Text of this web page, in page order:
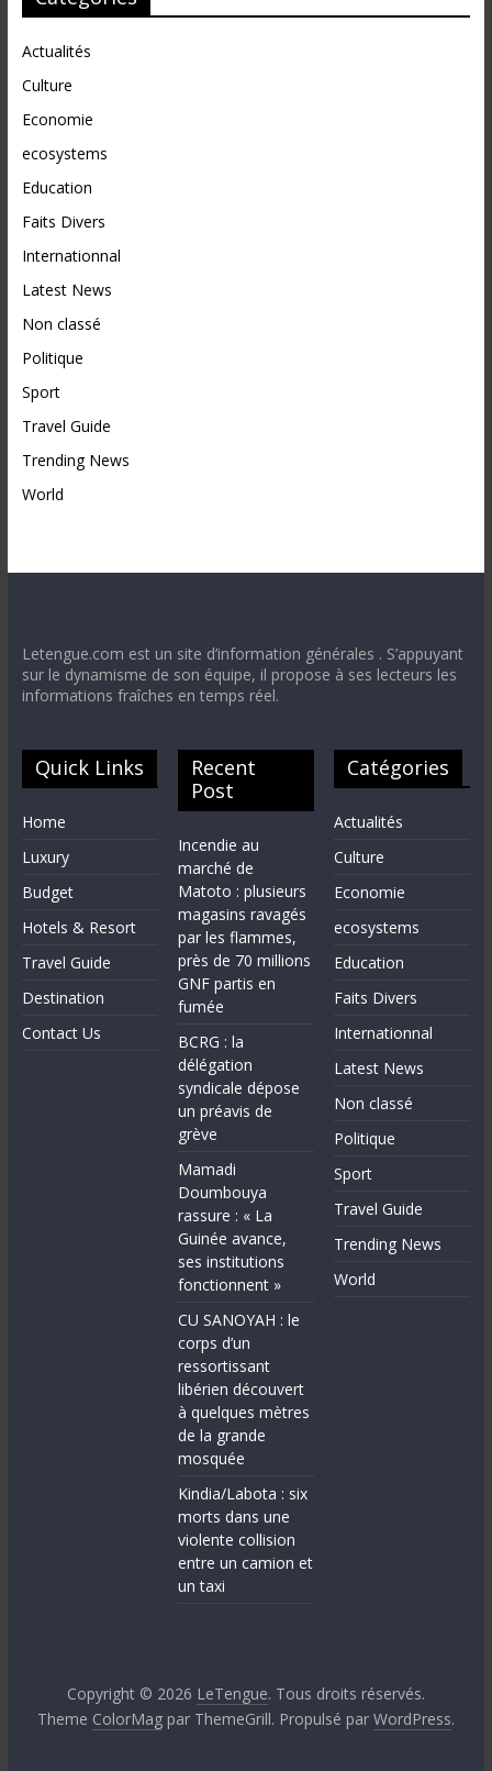
Actualités
Culture
Economie
ecosystems
Education
Faits Divers
Internationnal
Latest News
Non classé
Politique
Sport
Travel Guide
Trending News
World
Letengue.com est un site d’information générales . S’appuyant
sur le dynamisme de son équipe, il propose à ses lecteurs les
informations fraîches en temps réel.
Quick Links
Home
Luxury
Budget
Hotels & Resort
Travel Guide
Destination
Contact Us
Recent
Post
Incendie au
marché de
Matoto : plusieurs
magasins ravagés
par les flammes,
près de 70 millions
GNF partis en
fumée
BCRG : la
délégation
syndicale dépose
un préavis de
grève
Mamadi
Doumbouya
rassure : « La
Guinée avance,
ses institutions
fonctionnent »
CU SANOYAH : le
corps d’un
ressortissant
libérien découvert
à quelques mètres
de la grande
mosquée
Kindia/Labota : six
morts dans une
violente collision
entre un camion et
un taxi
Catégories
Actualités
Culture
Economie
ecosystems
Education
Faits Divers
Internationnal
Latest News
Non classé
Politique
Sport
Travel Guide
Trending News
World
Copyright © 2026 LeTengue. Tous droits réservés.
Theme ColorMagpar ThemeGrill. Propulsé par WordPress.